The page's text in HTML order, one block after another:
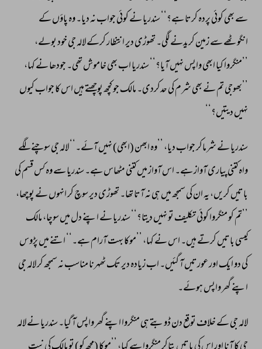
سے بھی کوئی پردہ کرتا ہے؟‘‘ سندریا نے کوئی جواب نہ دیا۔ وہ پاؤں کے
انگوٹھے سے زمین کریدنے لگی۔ تھوڑی دیر انتظار کرکے لالہ جی خود بولے،
’’منگروا کیا ابھی واپس نہیں آیا؟‘‘ سندریا اب بھی خاموش تھی۔ جودھا نے کہا،
’’بھوجی تم نے بھی شرم کی حدکردی۔ مالک جو کچھ پوچھتے ہیں اس کا جواب کیوں
نہیں دیتیں؟‘‘
سندریا نے شرماکر جواب دیا، ’’وہ ابھن (ابھی) نہیں آئے۔‘‘ لالہ جی سوچنے لگے
واہ کتنی پیاری آواز ہے۔ اس آواز میں کتنی مٹھاس ہے۔ سندریا سے وہ کس قسم کی
باتیں کریں، یہ ان کی سمجھ میں ہی نہ آتا تھا۔ تھوڑی دیر سوچ کر انہوں نے پوچھا،
’’تم کو منگروا کوئی تکلیف تو نہیں دیتا؟‘‘ سندریا نے اپنے دل میں سوچا، مالک
کیسی باتیں کرتے ہیں۔ اس نے کہا، ’’موکا بہت آرام ہے۔‘‘ اتنے میں پڑوس
کی دو ایک اور عورتیں آ گئیں۔ اب زیادہ دیر تک ٹھہرنا مناسب نہ سمجھ کر لالہ جی
اپنے گھر واپس ہوئے۔
لالہ جی کے خلاف توقع دن ڈوبتے ہی منگروا اپنے گھر واپس آ گیا۔ سندریا نے لالہ